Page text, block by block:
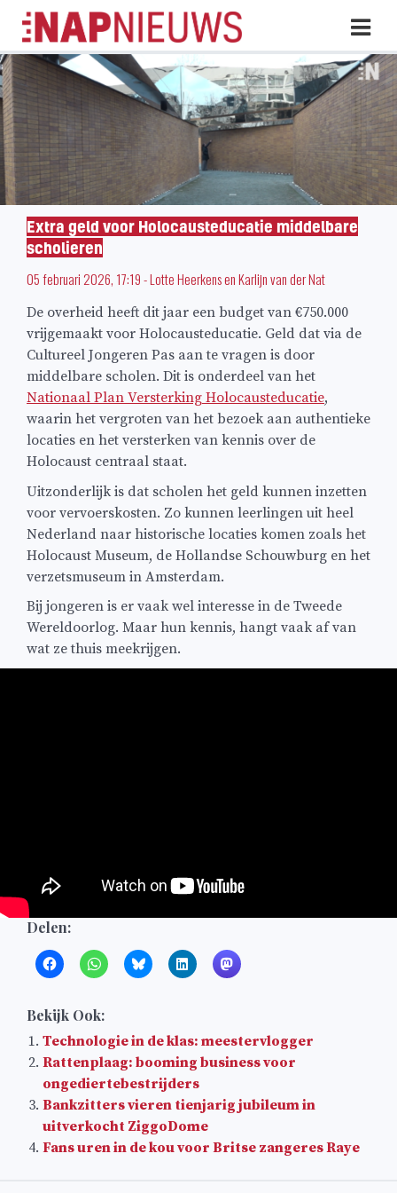
Skip
naar
inhoud
Extra geld voor Holocausteducatie middelbare
scholieren
05 februari 2026, 17:19-Lotte HeerkensenKarlijn van der Nat
De overheid heeft dit jaar een budget van €750.000
vrijgemaakt voor Holocausteducatie. Geld dat via de
Cultureel Jongeren Pas aan te vragen is door
middelbare scholen. Dit is onderdeel van het
Nationaal Plan Versterking Holocausteducatie,
waarin het vergroten van het bezoek aan authentieke
locaties en het versterken van kennis over de
Holocaust centraal staat.
Uitzonderlijk is dat scholen het geld kunnen inzetten
voor vervoerskosten. Zo kunnen leerlingen uit heel
Nederland naar historische locaties komen zoals het
Holocaust Museum, de Hollandse Schouwburg en het
verzetsmuseum in Amsterdam.
Bij jongeren is er vaak wel interesse in de Tweede
Wereldoorlog. Maar hun kennis, hangt vaak af van
wat ze thuis meekrijgen.
Delen:
Bekijk Ook:
Technologie in de klas: meestervlogger
Rattenplaag: booming business voor
ongediertebestrijders
Bankzitters vieren tienjarig jubileum in
uitverkocht ZiggoDome
Fans uren in de kou voor Britse zangeres Raye